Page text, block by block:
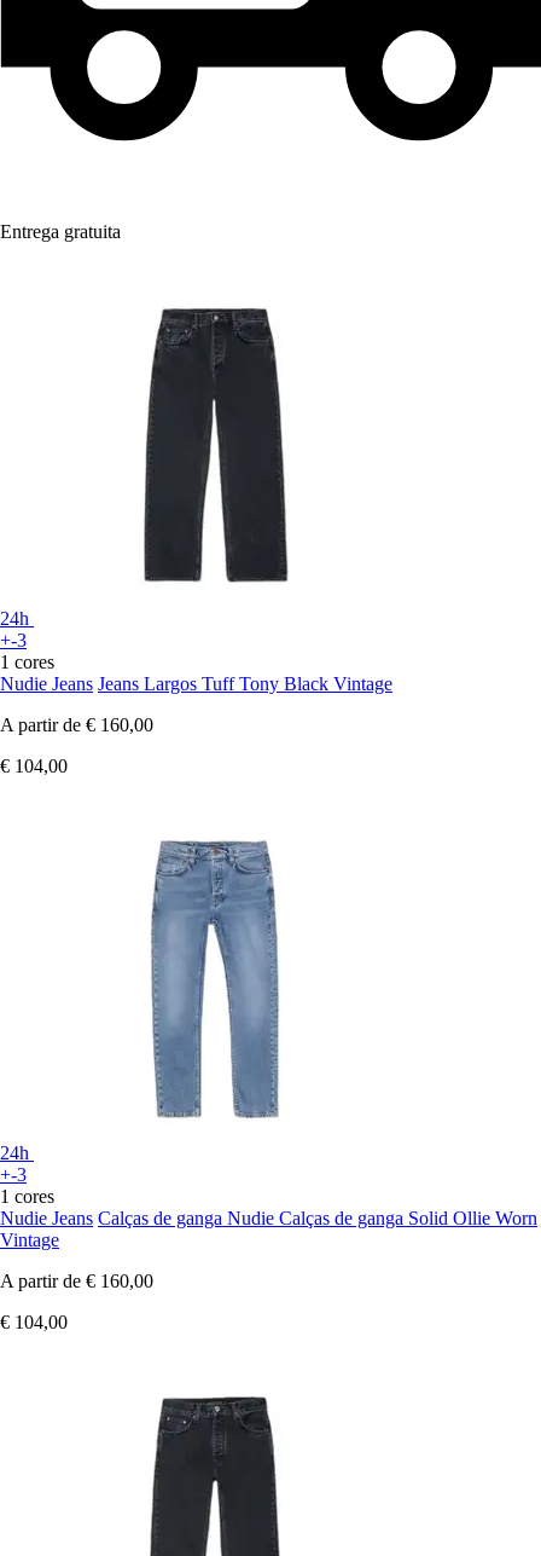
Entrega gratuita
24h
+-3
1 cores
Nudie Jeans Jeans Largos Tuff Tony Black Vintage
A partir de € 160,00
€ 104,00
24h
+-3
1 cores
Nudie Jeans Calças de ganga Nudie Calças de ganga Solid Ollie Worn
Vintage
A partir de € 160,00
€ 104,00